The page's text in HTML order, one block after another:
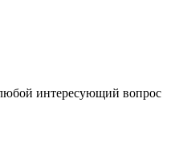
интересующий вопрос